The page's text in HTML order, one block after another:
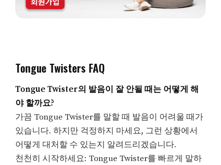
Tongue Twisters FAQ
Tongue Twister의 발음이 잘 안될 때는 어떻게 해
야 할까요?
가끔 Tongue Twister를 말할 때 발음이 어려울 때가
있습니다. 하지만 걱정하지 마세요, 그런 상황에서
어떻게 대처할 수 있는지 알려드리겠습니다.
천천히 시작하세요: Tongue Twister를 빠르게 말하